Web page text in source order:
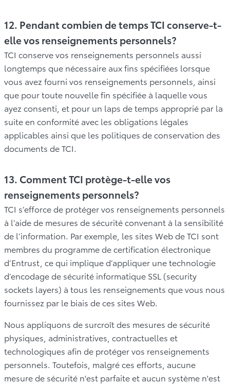
12. Pendant combien de temps TCI conserve-t-
elle vos renseignements personnels?
TCI conserve vos renseignements personnels aussi
longtemps que nécessaire aux fins spécifiées lorsque
vous avez fourni vos renseignements personnels, ainsi
que pour toute nouvelle fin spécifiée à laquelle vous
ayez consenti, et pour un laps de temps approprié par la
suite en conformité avec les obligations légales
applicables ainsi que les politiques de conservation des
documents de TCI.
13. Comment TCI protège-t-elle vos
renseignements personnels?
TCI s’efforce de protéger vos renseignements personnels
à l’aide de mesures de sécurité convenant à la sensibilité
de l’information. Par exemple, les sites Web de TCI sont
membres du programme de certification électronique
d’Entrust, ce qui implique d’appliquer une technologie
d’encodage de sécurité informatique SSL (security
sockets layers) à tous les renseignements que vous nous
fournissez par le biais de ces sites Web.
Nous appliquons de surcroît des mesures de sécurité
physiques, administratives, contractuelles et
technologiques afin de protéger vos renseignements
personnels. Toutefois, malgré ces efforts, aucune
mesure de sécurité n'est parfaite et aucun système n'est